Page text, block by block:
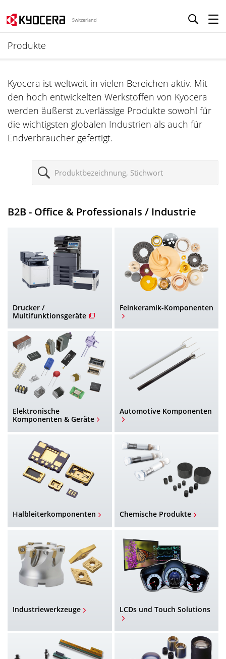
Switzerland
Produkte
Kyocera ist weltweit in vielen Bereichen aktiv. Mit
den hoch entwickelten Werkstoffen von Kyocera
werden äußerst zuverlässige Produkte sowohl für
die wichtigsten globalen Industrien als auch für
Endverbraucher gefertigt.
B2B - Office & Professionals / Industrie
Drucker /
Multifunktionsgeräte
Feinkeramik-Komponenten
Elektronische
Komponenten & Geräte
Automotive Komponenten
Halbleiterkomponenten Chemische Produkte
Industriewerkzeuge LCDs und Touch Solutions